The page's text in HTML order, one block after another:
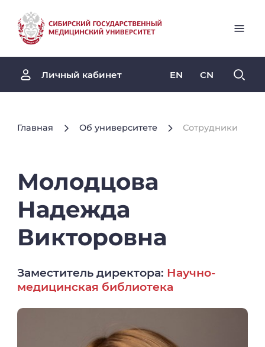
Личный кабинет EN CN
Главная Об университете Сотрудники
Молодцова
Надежда
Викторовна
Заместитель директора: Научно-
медицинская библиотека